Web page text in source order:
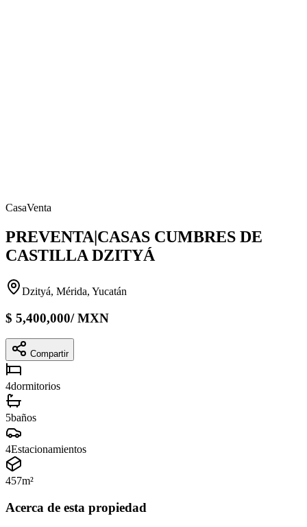
CasaVenta
PREVENTA|CASAS CUMBRES DE
CASTILLA DZITYÁ
Dzityá, Mérida, Yucatán
$ 5,400,000/MXN
Compartir
4dormitorios
5baños
4Estacionamientos
457m²
Acerca de esta propiedad